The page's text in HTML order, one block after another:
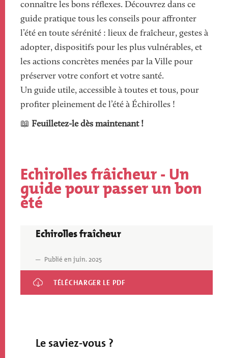
connaître les bons réflexes. Découvrez dans ce
guide pratique tous les conseils pour affronter
l’été en toute sérénité : lieux de fraîcheur, gestes à
adopter, dispositifs pour les plus vulnérables, et
les actions concrètes menées par la Ville pour
préserver votre confort et votre santé.
Un guide utile, accessible à toutes et tous, pour
profiter pleinement de l’été à Échirolles !
📖 Feuilletez-le dès maintenant !
Titre
Echirolles frâicheur - Un
guide pour passer un bon
été
FichierEchirolles fraîcheur
Publié en juin. 2025
Echirolles fraîcheur
Le saviez-vous ?